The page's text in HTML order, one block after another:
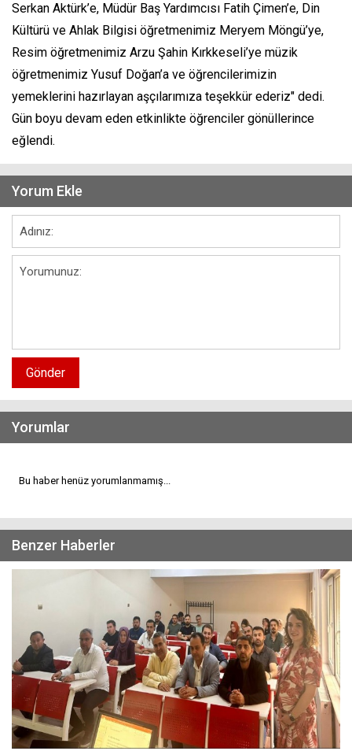
Serkan Aktürk’e, Müdür Baş Yardımcısı Fatih Çimen’e, Din
Kültürü ve Ahlak Bilgisi öğretmenimiz Meryem Möngü’ye,
Resim öğretmenimiz Arzu Şahin Kırkkeseli’ye müzik
öğretmenimiz Yusuf Doğan’a ve öğrencilerimizin
yemeklerini hazırlayan aşçılarımıza teşekkür ederiz" dedi.
Gün boyu devam eden etkinlikte öğrenciler gönüllerince
eğlendi.
Yorum Ekle
Gönder
Yorumlar
Bu haber henüz yorumlanmamış...
Benzer Haberler